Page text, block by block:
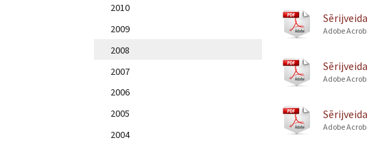
2010
2009
2008
2007
2006
2005
2004
Adobe
Adobe
Adobe